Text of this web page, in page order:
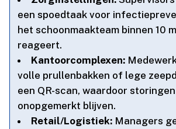
een spoedtaak voor
het schoonmaakteam binnen 10
reageert.​
Kantoorcomplexen:
volle prullenbakken of lege
een QR-scan, waardoor
onopgemerkt blijven.​
Retail/Logistiek: Managers